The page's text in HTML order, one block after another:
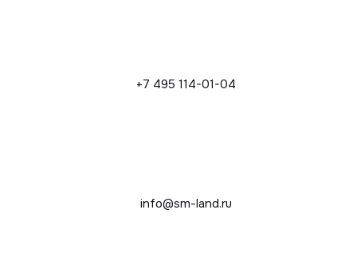
+7 495 114-01-04
info@sm-land.ru